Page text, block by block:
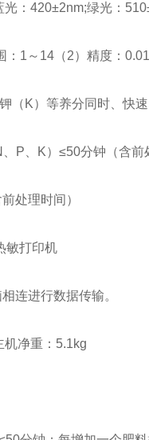
：420±2nm;绿光：
1～14（2）精度：
K）等养分同时、快速
、K）≤50分钟（含前
处理时间）
打印机
进行数据传输。
净重：5.1kg